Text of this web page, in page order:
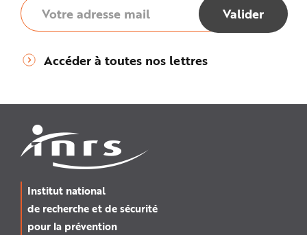
Accéder à toutes nos lettres
Institut national
de recherche et de sécurité
pour la prévention